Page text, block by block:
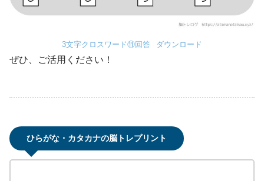
3文字クロスワード⑪回答 ダウンロード
ぜひ、ご活用ください！
ひらがな・カタカナの脳トレプリント